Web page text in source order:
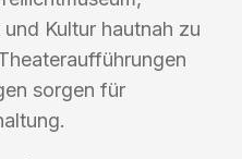
Kultur hautnah zu
sorgen für